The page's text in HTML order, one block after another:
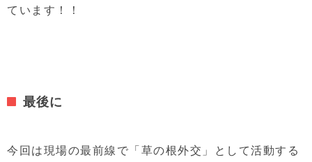
ています！！
最後に
今回は現場の最前線で「草の根外交」として活動する